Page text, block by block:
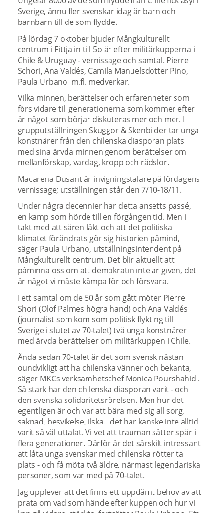
Sverige, ännu fler svenskar idag är barn och
barnbarn till de som flydde.
På lördag 7 oktober bjuder Mångkulturellt
centrum i Fittja in till 5o år efter militärkupperna i
Chile & Uruguay - vernissage och samtal. Pierre
Schori, Ana Valdés, Camila Manuelsdotter Pino,
Paula Urbano m.fl. medverkar.
Vilka minnen, berättelser och erfarenheter som
förs vidare till generationerna som kommer efter
är något som börjar diskuteras mer och mer. I
grupputställningen Skuggor & Skenbilder tar unga
konstnärer från den chilenska diasporan plats
med sina ärvda minnen genom berättelser om
mellanförskap, vardag, kropp och rädslor.
Macarena Dusant är invigningstalare på lördagens
vernissage; utställningen står den 7/10-18/11.
Under några decennier har detta ansetts passé,
en kamp som hörde till en förgången tid. Men i
takt med att såren läkt och att det politiska
klimatet förändrats gör sig historien påmind,
säger Paula Urbano, utställningsintendent på
Mångkulturellt centrum. Det blir aktuellt att
påminna oss om att demokratin inte är given, det
är något vi måste kämpa för och försvara.
I ett samtal om de 50 år som gått möter Pierre
Shori (Olof Palmes högra hand) och Ana Valdés
(journalist som kom som politisk flykting till
Sverige i slutet av 70-talet) två unga konstnärer
med ärvda berättelser om militärkuppen i Chile.
Ända sedan 70-talet är det som svensk nästan
oundvikligt att ha chilenska vänner och bekanta,
säger MKCs verksamhetschef Monica Pourshahidi.
Så stark har den chilenska diasporan varit - och
den svenska solidaritetsrörelsen. Men hur det
egentligen är och var att bära med sig all sorg,
saknad, besvikelse, ilska…det har kanske inte alltid
varit så väl uttalat. Vi vet att trauman sätter spår i
flera generationer. Därför är det särskilt intressant
att låta unga svenskar med chilenska rötter ta
plats - och få möta två äldre, närmast legendariska
personer, som var med på 70-talet.
Jag upplever att det finns ett uppdämt behov av att
prata om vad som hände efter kuppen och hur vi